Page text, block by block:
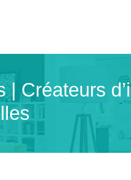
Créateurs